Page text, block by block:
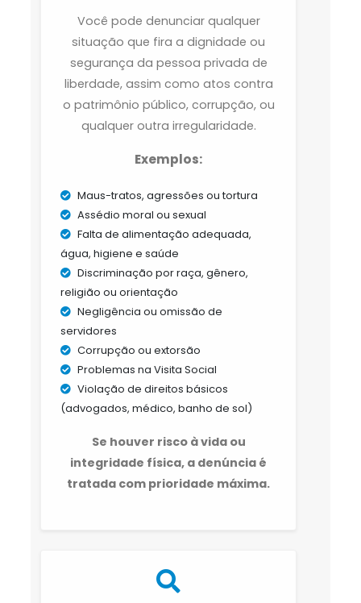
Você pode denunciar qualquer
situação que fira a dignidade ou
segurança da pessoa privada de
liberdade, assim como atos contra
o patrimônio público, corrupção, ou
qualquer outra irregularidade.
Exemplos:
Maus-tratos, agressões ou tortura
Assédio moral ou sexual
Falta de alimentação adequada,
água, higiene e saúde
Discriminação por raça, gênero,
religião ou orientação
Negligência ou omissão de
servidores
Corrupção ou extorsão
Problemas na Visita Social
Violação de direitos básicos
(advogados, médico, banho de sol)
Se houver risco à vida ou
integridade física, a denúncia é
tratada com prioridade máxima.